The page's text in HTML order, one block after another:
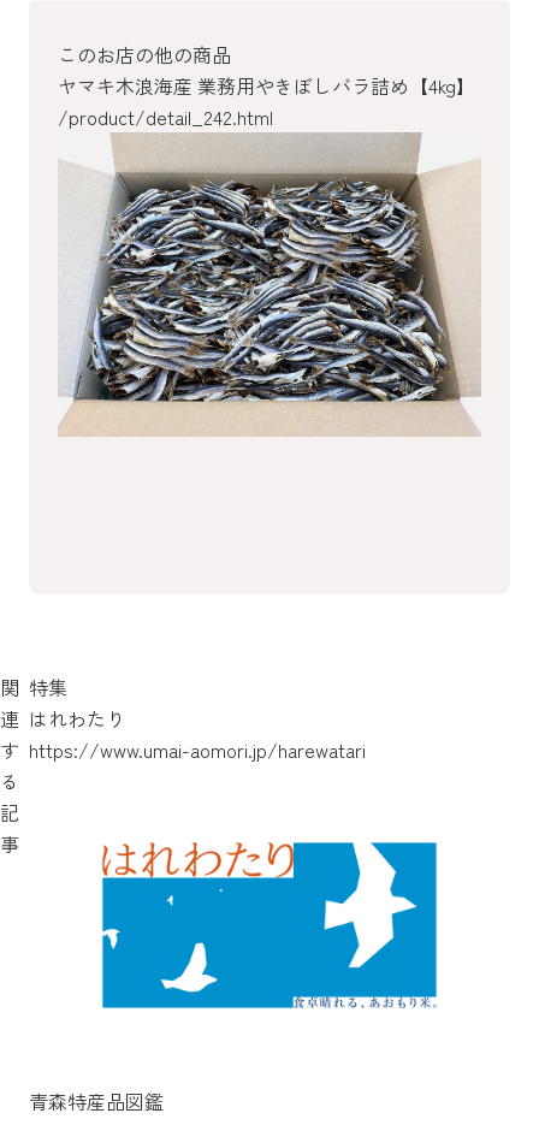
このお店の他の商品
ヤマキ木浪海産 業務用やきぼしバラ詰め【4kg】
/product/detail_242.html
/product/detail_157.html
/product/detail_156.html
/product/detail_154.html
/product/detail_153.html
/product/detail_152.html
/product/detail_149.html
/product/detail_148.html
関
連
す
る
記
事
特集
はれわたり
https://www.umai-aomori.jp/harewatari
青森特産品図鑑